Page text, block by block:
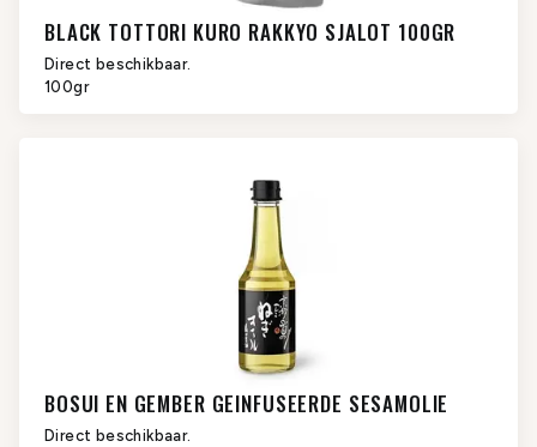
BLACK TOTTORI KURO RAKKYO SJALOT 100GR
Direct beschikbaar.
100gr
BOSUI EN GEMBER GEINFUSEERDE SESAMOLIE
Direct beschikbaar.